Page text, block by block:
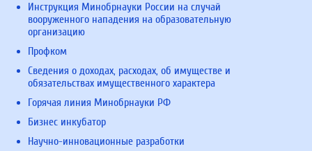
Инструкция Минобрнауки России на случай
вооруженного нападения на образовательную
организацию
Профком
Сведения о доходах, расходах, об имуществе и
обязательствах имущественного характера
Горячая линия Минобрнауки РФ
Бизнес инкубатор
Научно-инновационные разработки